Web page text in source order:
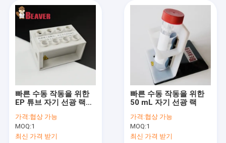
빠른 수동 작동을 위한
EP 튜브 자기 선광 랙
가격:협상 가능
MOQ:1
최신 가격 받기
빠른 수동 작동을 위한
50 mL 자기 선광 랙
가격:협상 가능
MOQ:1
최신 가격 받기